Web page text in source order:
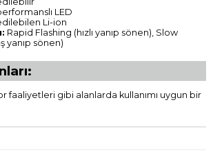
LED
Li-ion
Rapid Flashing (hızlı yanıp sönen), Slow
yanıp sönen)
faaliyetleri gibi alanlarda kullanımı uygun bir